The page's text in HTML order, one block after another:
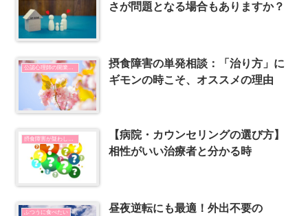
さが問題となる場合もありますか？
摂食障害の単発相談：「治り方」に
ギモンの時こそ、オススメの理由
摂食障害が疑わしい時
【病院・カウンセリングの選び方】
相性がいい治療者と分かる時
ふつうに食べたい
昼夜逆転にも最適！外出不要の